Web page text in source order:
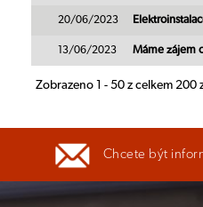
20/06/2023
13/06/2023 Máme zájem
Zobrazeno 1 - 50 z celkem 200
Chcete být